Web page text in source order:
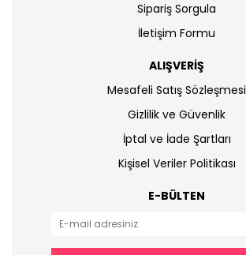
Sipariş Sorgula
İletişim Formu
ALIŞVERİŞ
Mesafeli Satış Sözleşmesi
Gizlilik ve Güvenlik
İptal ve İade Şartları
Kişisel Veriler Politikası
E-BÜLTEN